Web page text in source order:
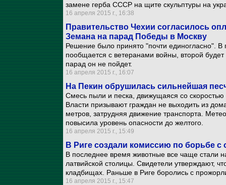
замене герба СССР на щите скульптуры на
16 апреля 2015 г., 16:38
Правительство Чехии согласилось
Земана на парад Победы в Москву
Решение было принято "почти единогласно". В
пообщается с ветеранами войны, второй
парад он не пойдет.
16 апреля 2015 г., 16:07
На Пекин обрушилась сильнейшая
Смесь пыли и песка, движущаяся со
Власти призывают граждан не выходить из
метров, затрудняя движение транспорта.
повысила уровень опасности до желтого.
16 апреля 2015 г., 15:49
В Риге создали комиссию по борьбе
В последнее время животные все чаще стали
латвийской столицы. Свидетели утверждают,
кладбищах. Раньше в Риге боролись с
16 апреля 2015 г., 15:47